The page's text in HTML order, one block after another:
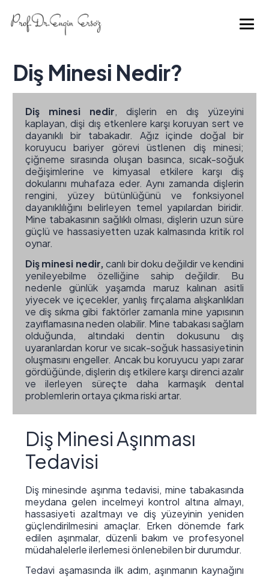
Diş Minesi Nedir?
Diş minesi nedir, dişlerin en dış yüzeyini
kaplayan, dişi dış etkenlere karşı koruyan sert ve
dayanıklı bir tabakadır. Ağız içinde doğal bir
koruyucu bariyer görevi üstlenen diş minesi;
çiğneme sırasında oluşan basınca, sıcak-soğuk
değişimlerine ve kimyasal etkilere karşı diş
dokularını muhafaza eder. Aynı zamanda dişlerin
rengini, yüzey bütünlüğünü ve fonksiyonel
dayanıklılığını belirleyen temel yapılardan biridir.
Mine tabakasının sağlıklı olması, dişlerin uzun süre
güçlü ve hassasiyetten uzak kalmasında kritik rol
oynar.
Diş minesi nedir,canlı bir doku değildir ve kendini
yenileyebilme özelliğine sahip değildir. Bu
nedenle günlük yaşamda maruz kalınan asitli
yiyecek ve içecekler, yanlış fırçalama alışkanlıkları
ve diş sıkma gibi faktörler zamanla mine yapısının
zayıflamasına neden olabilir. Mine tabakası sağlam
olduğunda, altındaki dentin dokusunu dış
uyaranlardan korur ve sıcak-soğuk hassasiyetinin
oluşmasını engeller. Ancak bu koruyucu yapı zarar
gördüğünde, dişlerin dış etkilere karşı direnci azalır
ve ilerleyen süreçte daha karmaşık dental
problemlerin ortaya çıkma riski artar.
Diş Minesi Aşınması
Tedavisi
Diş minesinde aşınma tedavisi, mine tabakasında
meydana gelen incelmeyi kontrol altına almayı,
hassasiyeti azaltmayı ve diş yüzeyinin yeniden
güçlendirilmesini amaçlar. Erken dönemde fark
edilen aşınmalar, düzenli bakım ve profesyonel
müdahalelerle ilerlemesi önlenebilen bir durumdur.
Tedavi aşamasında ilk adım, aşınmanın kaynağını